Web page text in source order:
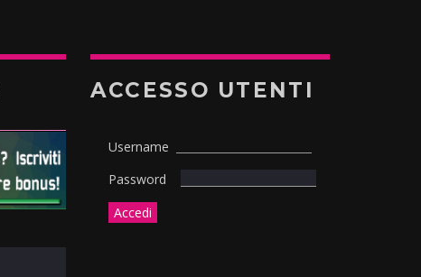
ACCESSO UTENTI
Username
Password